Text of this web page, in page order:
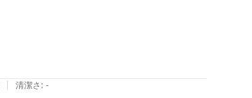
| 清潔さ: -